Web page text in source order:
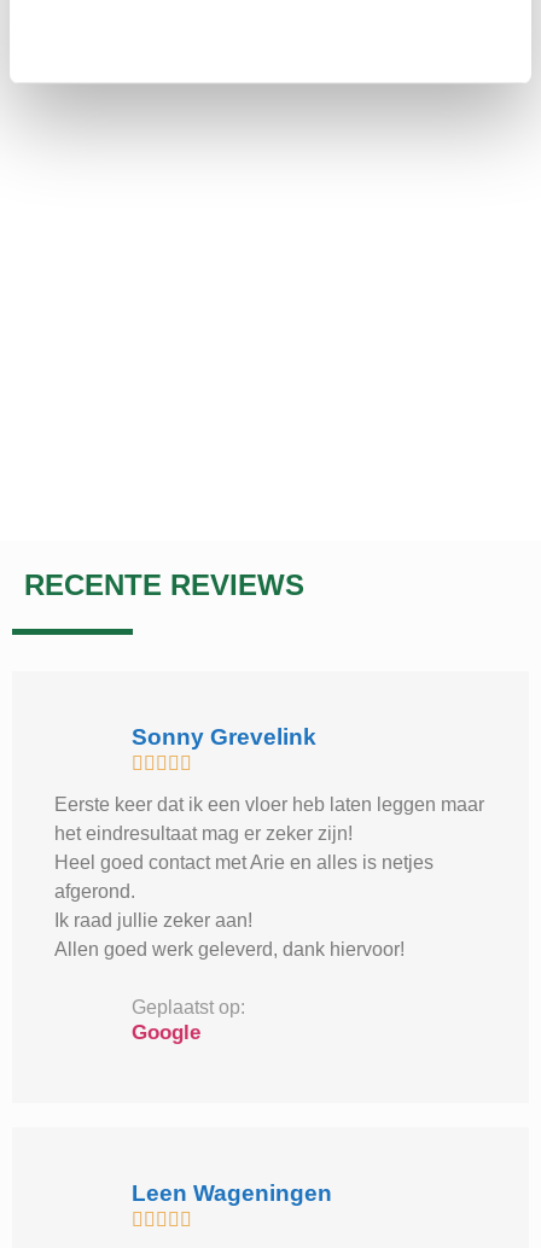
RECENTE REVIEWS
Sonny Grevelink
    
Eerste keer dat ik een vloer heb laten leggen maar
het eindresultaat mag er zeker zijn!
Heel goed contact met Arie en alles is netjes
afgerond.
Ik raad jullie zeker aan!
Allen goed werk geleverd, dank hiervoor!
Geplaatst op:
Google
Leen Wageningen
    